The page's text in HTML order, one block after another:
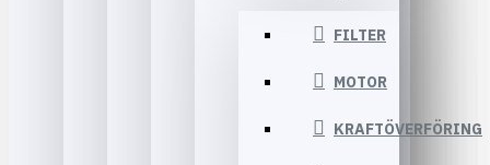
FILTER
MOTOR
KRAFTÖVERFÖRING